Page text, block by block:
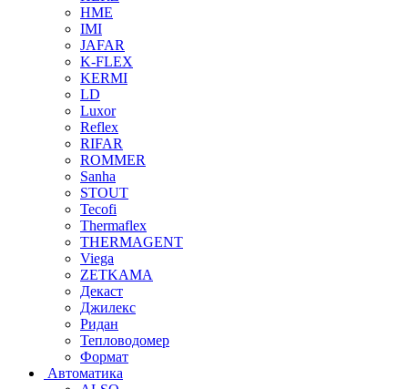
HME
IMI
JAFAR
K-FLEX
KERMI
LD
Luxor
Reflex
RIFAR
ROMMER
Sanha
STOUT
Tecofi
Thermaflex
THERMAGENT
Viega
ZETKAMA
Декаст
Джилекс
Ридан
Тепловодомер
Формат
Автоматика